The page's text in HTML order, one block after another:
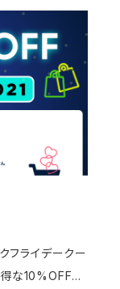
フライデークー
な10%OFFク